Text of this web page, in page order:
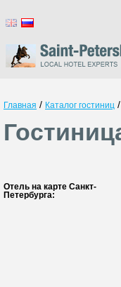
Главная / Каталог гостиниц /
Отель на карте Санкт-
Петербурга: